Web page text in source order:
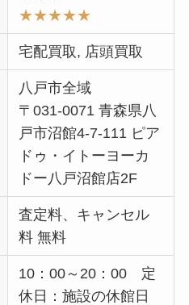
★★★★★
宅配買取, 店頭買取
八戸市全域
〒031-0071 青森県八
戸市沼館4-7-111 ピア
ドゥ・イトーヨーカ
ドー八戸沼館店2F
査定料、キャンセル
料 無料
10：00～20：00 定
休日：施設の休館日